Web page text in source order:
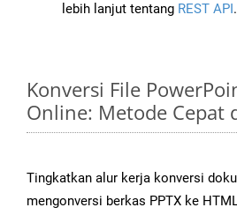
lebih lanjut tentang REST API.
Konversi File
Online: Metode Cepat
Tingkatkan alur kerja konversi
mengonversi berkas PPTX ke